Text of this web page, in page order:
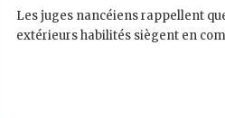
Les juges nancéiens rappellent
extérieurs habilités siègent en